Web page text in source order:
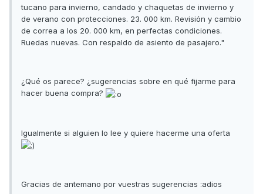
tucano para invierno, candado y chaquetas de invierno y
de verano con protecciones. 23. 000 km. Revisión y cambio
de correa a los 20. 000 km, en perfectas condiciones.
Ruedas nuevas. Con respaldo de asiento de pasajero."
¿Qué os parece? ¿sugerencias sobre en qué fijarme para
hacer buena compra?
Igualmente si alguien lo lee y quiere hacerme una oferta
Gracias de antemano por vuestras sugerencias :adios